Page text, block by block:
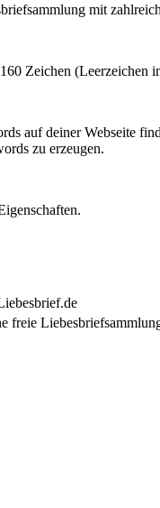
mit
Zeichen (Leerzeichen
auf deiner Webseite
zu erzeugen.
freie